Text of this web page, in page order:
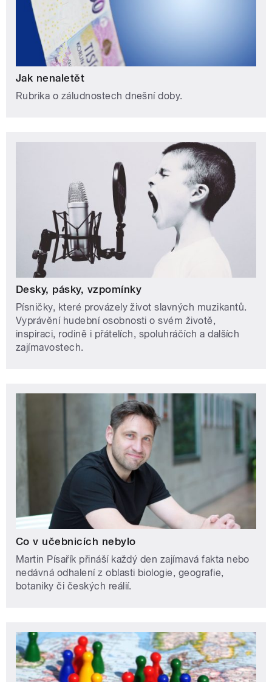
Jak nenaletět
Rubrika o záludnostech dnešní doby.
Desky, pásky, vzpomínky
Písničky, které provázely život slavných muzikantů.
Vyprávění hudební osobnosti o svém životě,
inspiraci, rodině i přátelích, spoluhráčích a dalších
zajímavostech.
Co v učebnicích nebylo
Martin Písařík přináší každý den zajímavá fakta nebo
nedávná odhalení z oblasti biologie, geografie,
botaniky či českých reálií.